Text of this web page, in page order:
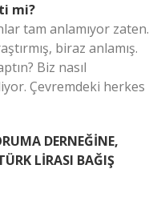
mi?
tam anlamıyor zaten.
biraz anlamış.
Biz nasıl
Çevremdeki herkes
DERNEĞİNE,
LİRASI BAĞIŞ